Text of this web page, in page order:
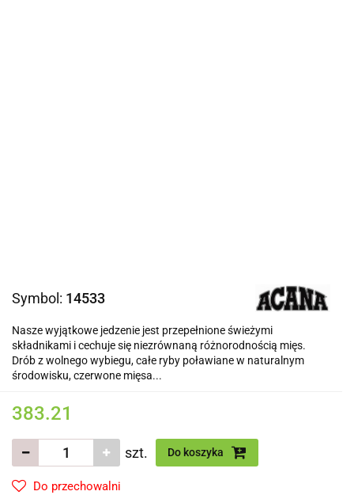
Symbol: 14533
Nasze wyjątkowe jedzenie jest przepełnione świeżymi
składnikami i cechuje się niezrównaną różnorodnością mięs.
Drób z wolnego wybiegu, całe ryby poławiane w naturalnym
środowisku, czerwone mięsa...
383.21
szt. Do koszyka
Do przechowalni